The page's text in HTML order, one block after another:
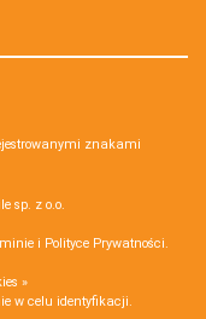
znakami
sp. z o.o.
i Polityce Prywatności.
»
w celu identyfikacji.